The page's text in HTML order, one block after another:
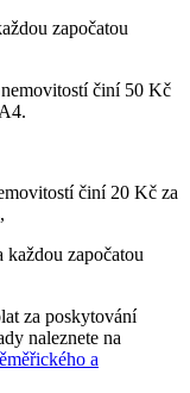
započatou
činí 50 Kč
činí 20 Kč za
započatou
za poskytování
naleznete na
a